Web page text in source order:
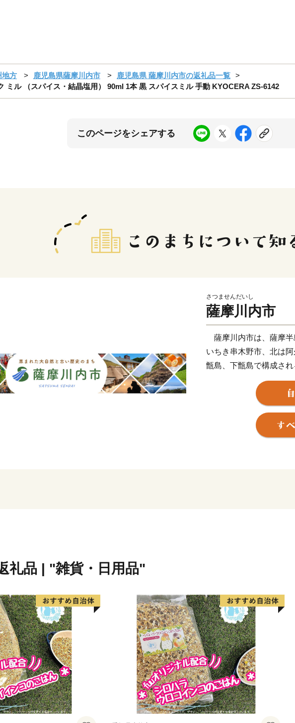
地方 鹿児島県薩摩川内市
鹿児島県 薩摩川内市の返礼品一覧
ミル （スパイス・結晶塩用） 90ml 1本 黒 スパイスミル 手動 KYOCERA ZS-6142
このページをシェアする
さつませんだいし
薩摩川内市
薩摩川内市は、薩摩半
いちき串木野市、北は
甑島、下甑島で構成さ
に面した変化に富む白
河川「川内川」、藺牟
地形の変化の美しい甑
有しています。当市が
内川流域県立自然公園
礼品 | "雑貨・日用品"